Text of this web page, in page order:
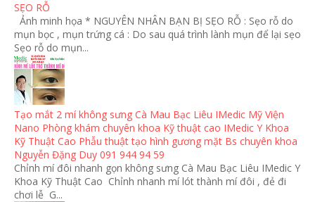
SẸO RỖ
Ảnh minh họa * NGUYÊN NHÂN BẠN BỊ SẸO RỖ : Sẹo rỗ do
mụn bọc , mụn trứng cá : Do sau quá trình lành mụn để lại sẹo
Sẹo rỗ do mụn...
Tạo mắt 2 mí không sưng Cà Mau Bạc Liêu IMedic Mỹ Viện
Nano Phòng khám chuyên khoa Kỹ thuật cao IMedic Y Khoa
Kỹ Thuật Cao Phẫu thuật tạo hình gương mặt Bs chuyên khoa
Nguyễn Đặng Duy 091 944 94 59
Chỉnh mí đôi nhanh gọn không sưng Cà Mau Bạc Liêu IMedic Y
Khoa Kỹ Thuật Cao Chỉnh nhanh mí lót thành mí đôi , đẻ đi
chơi lễ G...